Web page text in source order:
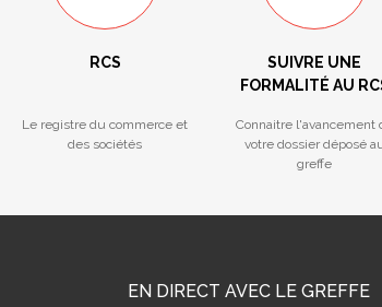
RCS
Le registre du commerce et
des sociétés
SUIVRE UNE
FORMALITÉ AU
Connaitre l'avancement
votre dossier déposé
greffe
EN DIRECT AVEC LE GREFFE